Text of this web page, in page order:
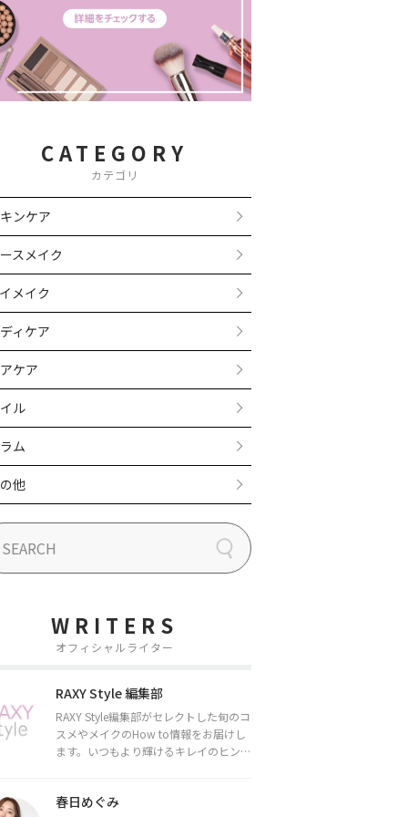
CATEGORY
カテゴリ
ンケア
スメイク
メイク
ィケア
ケア
ル
ム
他
WRITERS
オフィシャルライター
RAXY Style 編集部
RAXY Style編集部がセレクトした旬のコ
スメやメイクのHow to情報をお届けし
ます。いつもより輝けるキレイのヒント
春日めぐみ